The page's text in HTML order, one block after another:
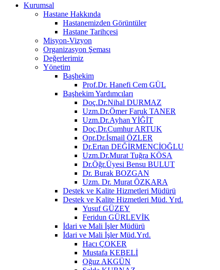
Kurumsal
Hastane Hakkında
Hastanemizden Görüntüler
Hastane Tarihçesi
Misyon-Vizyon
Organizasyon Şeması
Değerlerimiz
Yönetim
Başhekim
Prof.Dr. Hanefi Cem GÜL
Başhekim Yardımcıları
Doç.Dr.Nihal DURMAZ
Uzm.Dr.Ömer Faruk TANER
Uzm.Dr.Ayhan YİĞİT
Doç.Dr.Cumhur ARTUK
Opr.Dr.İsmail ÖZLER
Dr.Ertan DEĞİRMENCİOĞLU
Uzm.Dr.Murat Tuğra KÖSA
Dr.Öğr.Üyesi Bensu BULUT
Dr. Burak BOZGAN
Uzm. Dr. Murat ÖZKARA
Destek ve Kalite Hizmetleri Müdürü
Destek ve Kalite Hizmetleri Müd. Yrd.
Yusuf GÜZEY
Feridun GÜRLEVİK
İdari ve Mali İşler Müdürü
İdari ve Mali İşler Müd.Yrd.
Hacı ÇOKER
Mustafa KEBELİ
Oğuz AKGÜN